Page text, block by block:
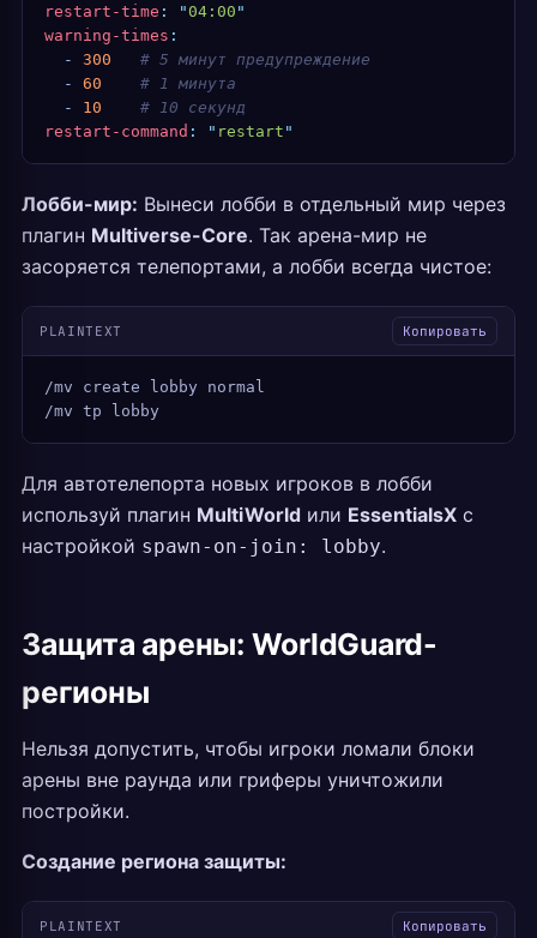
restart-time : "04:00 "
warning-times :
  -
300
   # 5 минут предупреждение
  -
60
    # 1 минута
  -
10
    # 10 секунд
restart-command : " restart "
Лобби-мир: Вынеси лобби в отдельный мир через
плагин Multiverse-Core. Так арена-мир не
засоряется телепортами, а лобби всегда чистое:
PLAINTEXT Копировать
/mv create lobby normal
/mv tp lobby
Для автотелепорта новых игроков в лобби
используй плагин MultiWorld или EssentialsX с
настройкой spawn-on-join: lobby.
Защита арены: WorldGuard-
регионы
Нельзя допустить, чтобы игроки ломали блоки
арены вне раунда или гриферы уничтожили
постройки.
Создание региона защиты:
PLAINTEXT Копировать